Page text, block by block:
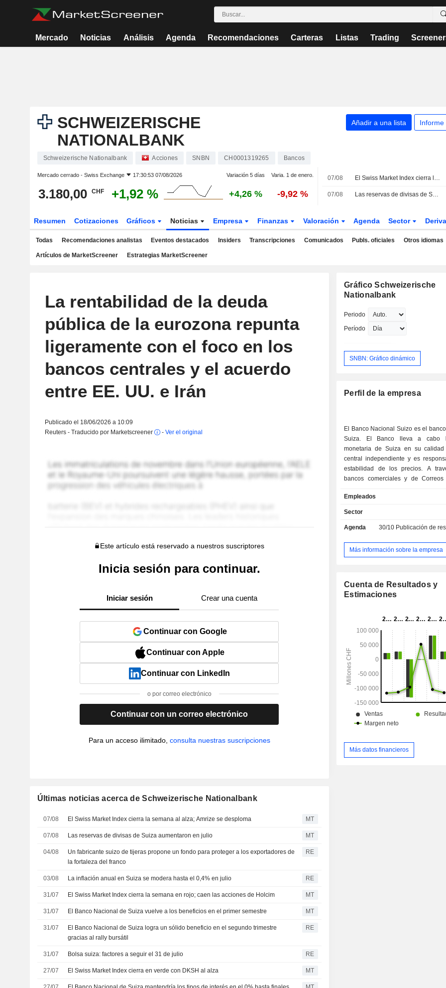
Mercado Noticias Análisis Agenda Recomendaciones Carteras Listas Trading
SCHWEIZERISCHE
NATIONALBANK
Añadir a una lista Informe
Schweizerische Nationalbank Acciones SNBN CH0001319265 Bancos
Mercado cerrado - Swiss Exchange 17:30:53 07/08/2026 Variación 5 días Varia. 1 de enero.
3.180,00 CHF +1,92 % +4,26 % -9,92 %
07/08 El Swiss Market Index cierra la semana al alza; Amrize se desploma
07/08 Las reservas de divisas de Suiza aumentaron en julio
Resumen Cotizaciones Gráficos Noticias Empresa Finanzas Valoración Agenda Sector
Todas Recomendaciones analistas Eventos destacados Insiders Transcripciones Comunicados Publs. oficiales Otros idiomas
Artículos de MarketScreener Estrategias MarketScreener
La rentabilidad de la deuda
pública de la eurozona repunta
ligeramente con el foco en los
bancos centrales y el acuerdo
entre EE. UU. e Irán
Publicado el 18/06/2026 a 10:09
Reuters - Traducido por Marketscreener
- Ver el original
Este artículo está reservado a nuestros suscriptores
Inicia sesión para continuar.
Iniciar sesión Crear una cuenta
Continuar con Google
Continuar con Apple
Continuar con LinkedIn
o por correo electrónico
Continuar con un correo electrónico
Para un acceso ilimitado, consulta nuestras suscripciones
Últimas noticias acerca de Schweizerische Nationalbank
07/08 El Swiss Market Index cierra la semana al alza; Amrize se desploma MT
07/08 Las reservas de divisas de Suiza aumentaron en julio MT
04/08
Un fabricante suizo de tijeras propone un fondo para proteger a los exportadores de
la fortaleza del franco
RE
03/08 La inflación anual en Suiza se modera hasta el 0,4% en julio RE
31/07 El Swiss Market Index cierra la semana en rojo; caen las acciones de Holcim MT
31/07 El Banco Nacional de Suiza vuelve a los beneficios en el primer semestre MT
31/07
El Banco Nacional de Suiza logra un sólido beneficio en el segundo trimestre
gracias al rally bursátil
RE
31/07 Bolsa suiza: factores a seguir el 31 de julio RE
27/07 El Swiss Market Index cierra en verde con DKSH al alza MT
Gráfico Schweizerische
Nationalbank
Periodo
Período
SNBN: Gráfico dinámico
Perfil de la empresa
El Banco Nacional Suizo es el
Suiza. El Banco lleva a cabo
monetaria de Suiza en su
central independiente y es
estabilidad de los precios. A
bancos comerciales y de Correos
En el ámbito de las transacciones
efectivo, el Banco presta
Interbancario Suizo de
reservas internacionales, como
divisas y los instrumentos
y la balanza de pagos; y
autoridades federales en cuestiones
departamentos: el
Departamento III en Zúrich, y el
Empleados
Sector
Agenda 30/10 Publicación de
Más información sobre la empresa
Cuenta de Resultados y
Estimaciones
Más datos financieros